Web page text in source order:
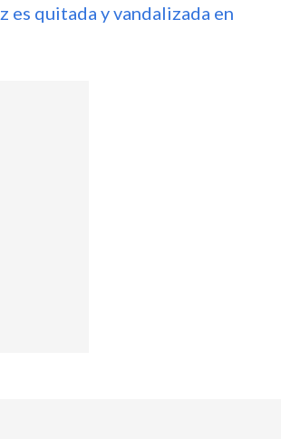
es quitada y vandalizada en